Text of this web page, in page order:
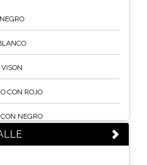
NEGRO
VISON
CON ROJO
NEGRO